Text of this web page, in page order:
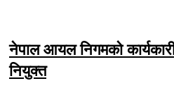
नेपाल आयल निगमको
नियुक्त